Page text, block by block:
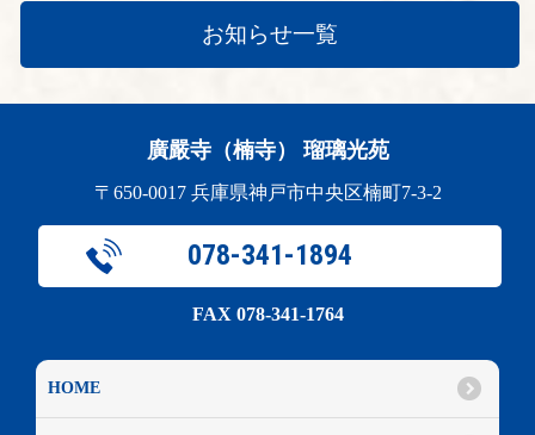
お知らせ一覧
廣嚴寺（楠寺） 瑠璃光苑
〒650-0017 兵庫県神戸市中央区楠町7-3-2
078-341-1894
FAX 078-341-1764
HOME